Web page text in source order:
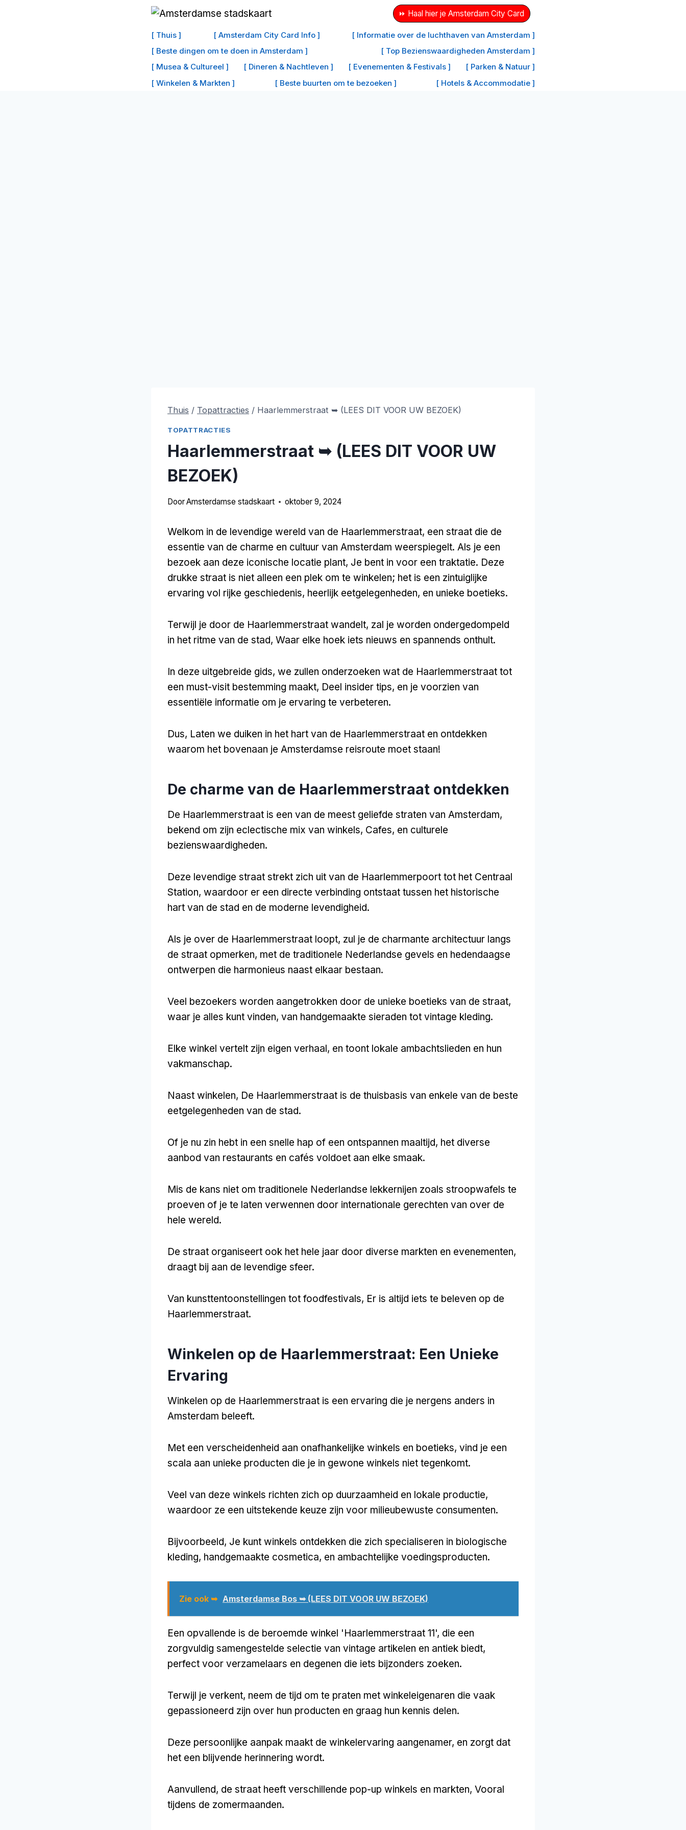
⏩ Haal hier je Amsterdam City Card
[ Thuis ] [ Amsterdam City Card Info ]
[ Informatie over de luchthaven van Amsterdam ]
[ Beste dingen om te doen in Amsterdam ]
[ Top Bezienswaardigheden Amsterdam ]
[ Musea & Cultureel ]
[ Dineren & Nachtleven ] [ Evenementen & Festivals ]
[ Parken & Natuur ]
[ Winkelen & Markten ]
[ Beste buurten om te bezoeken ] [ Hotels & Accommodatie ]
Thuis / Topattracties / Haarlemmerstraat ➥ (LEES DIT VOOR UW BEZOEK)
TOPATTRACTIES
Haarlemmerstraat ➥ (LEES DIT VOOR UW
BEZOEK)
DoorAmsterdamse stadskaart oktober 9, 2024
Welkom in de levendige wereld van de Haarlemmerstraat, een straat die de
essentie van de charme en cultuur van Amsterdam weerspiegelt. Als je een
bezoek aan deze iconische locatie plant, Je bent in voor een traktatie. Deze
drukke straat is niet alleen een plek om te winkelen; het is een zintuiglijke
ervaring vol rijke geschiedenis, heerlijk eetgelegenheden, en unieke boetieks.
Terwijl je door de Haarlemmerstraat wandelt, zal je worden ondergedompeld
in het ritme van de stad, Waar elke hoek iets nieuws en spannends onthult.
In deze uitgebreide gids, we zullen onderzoeken wat de Haarlemmerstraat tot
een must-visit bestemming maakt, Deel insider tips, en je voorzien van
essentiële informatie om je ervaring te verbeteren.
Dus, Laten we duiken in het hart van de Haarlemmerstraat en ontdekken
waarom het bovenaan je Amsterdamse reisroute moet staan!
De charme van de Haarlemmerstraat ontdekken
De Haarlemmerstraat is een van de meest geliefde straten van Amsterdam,
bekend om zijn eclectische mix van winkels, Cafes, en culturele
bezienswaardigheden.
Deze levendige straat strekt zich uit van de Haarlemmerpoort tot het Centraal
Station, waardoor er een directe verbinding ontstaat tussen het historische
hart van de stad en de moderne levendigheid.
Als je over de Haarlemmerstraat loopt, zul je de charmante architectuur langs
de straat opmerken, met de traditionele Nederlandse gevels en hedendaagse
ontwerpen die harmonieus naast elkaar bestaan.
Veel bezoekers worden aangetrokken door de unieke boetieks van de straat,
waar je alles kunt vinden, van handgemaakte sieraden tot vintage kleding.
Elke winkel vertelt zijn eigen verhaal, en toont lokale ambachtslieden en hun
vakmanschap.
Naast winkelen, De Haarlemmerstraat is de thuisbasis van enkele van de beste
eetgelegenheden van de stad.
Of je nu zin hebt in een snelle hap of een ontspannen maaltijd, het diverse
aanbod van restaurants en cafés voldoet aan elke smaak.
Mis de kans niet om traditionele Nederlandse lekkernijen zoals stroopwafels te
proeven of je te laten verwennen door internationale gerechten van over de
hele wereld.
De straat organiseert ook het hele jaar door diverse markten en evenementen,
draagt bij aan de levendige sfeer.
Van kunsttentoonstellingen tot foodfestivals, Er is altijd iets te beleven op de
Haarlemmerstraat.
Winkelen op de Haarlemmerstraat: Een Unieke
Ervaring
Winkelen op de Haarlemmerstraat is een ervaring die je nergens anders in
Amsterdam beleeft.
Met een verscheidenheid aan onafhankelijke winkels en boetieks, vind je een
scala aan unieke producten die je in gewone winkels niet tegenkomt.
Veel van deze winkels richten zich op duurzaamheid en lokale productie,
waardoor ze een uitstekende keuze zijn voor milieubewuste consumenten.
Bijvoorbeeld, Je kunt winkels ontdekken die zich specialiseren in biologische
kleding, handgemaakte cosmetica, en ambachtelijke voedingsproducten.
Zie ook ➥ Amsterdamse Bos ➥ (LEES DIT VOOR UW BEZOEK)
Een opvallende is de beroemde winkel 'Haarlemmerstraat 11', die een
zorgvuldig samengestelde selectie van vintage artikelen en antiek biedt,
perfect voor verzamelaars en degenen die iets bijzonders zoeken.
Terwijl je verkent, neem de tijd om te praten met winkeleigenaren die vaak
gepassioneerd zijn over hun producten en graag hun kennis delen.
Deze persoonlijke aanpak maakt de winkelervaring aangenamer, en zorgt dat
het een blijvende herinnering wordt.
Aanvullend, de straat heeft verschillende pop-up winkels en markten, Vooral
tijdens de zomermaanden.